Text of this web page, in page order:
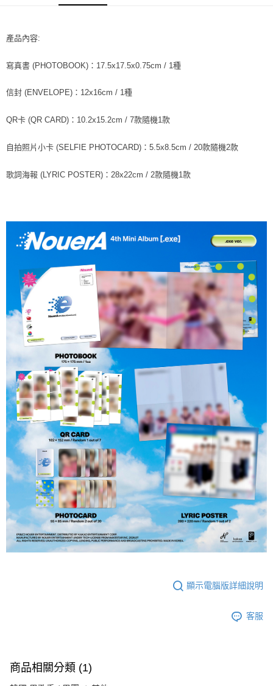
１．簡單：不需註冊會員、不需綁卡、不需儲值。
２．便利：只要手機號碼，簡訊認證，即可結帳。
１．於結帳方式選擇「AFTEE先享後付」後，將跳轉至「AFTEE先享後付」
結帳頁面，進行簡訊認證並確認金額後，即可完成結帳。
３．收到繳費通知簡訊後14天內，點擊此簡訊中的連結，可透過四大超商／
※ 請注意：結帳手續完成當下不需立刻繳費，但若您需要取消訂單，請聯絡
購買商品的店家。未經商家同意取消之訂單仍視為有效，需透過AFTEE先享
※ 交易是否成功請以「AFTEE先享後付 」之結帳頁面顯示為準，若有關於
【注意事項】
１．透過由恩沛科技股份有限公司提供之「AFTEE先享後付」服務完成之交
易，需依本服務之必要範圍內提供個人資料，並將交易相關給付款項請求債
２．關於個人資料處理事宜，請瀏覽以下網址：
https://aftee.tw/terms/#terms3
３．未成年的使用者請事先徵得法定代理人或監護人之同意方可使用
「AFTEE先享後付」，若未經同意申辦者引起之損失，本公司不負相關責
任。
４．使用「AFTEE先享後付」時，將依據個別帳號之用戶狀況，依本公司即
時審查核予不同之上限額度；若仍有額度不足之情形，本公司將視審查結果
請求用戶進行身份認證。
５．嚴禁一人註冊多個帳號或使用他人資訊註冊。若發現惡意使用之情形，
恩沛科技股份有限公司將有權停止該用戶之使用額度並採取法律行動。
運送方式
全家取貨付款
付款後全家取貨
每筆NT$60，滿NT$1,599(含以上)免運費
每筆NT$60，滿NT$1,599(含以上)免運費
付款後7-11取貨
每筆NT$90
每筆NT$200
付款後門市自取
免運費
亞洲國家/地區配送 查看運費
北美國家/地區配送
歐洲國家/地區配送
產品內容:
寫真書 (PHOTOBOOK)：17.5x17.5x0.75cm / 1種
信封 (ENVELOPE)：12x16cm / 1種
QR卡 (QR CARD)：10.2x15.2cm / 7款隨機1款
自拍照片小卡 (SELFIE PHOTOCARD)：5.5x8.5cm / 20款隨機2款
歌詞海報 (LYRIC POSTER)：28x22cm / 2款隨機1款
顯示電腦版詳細說明
客服
商品相關分類 (1)